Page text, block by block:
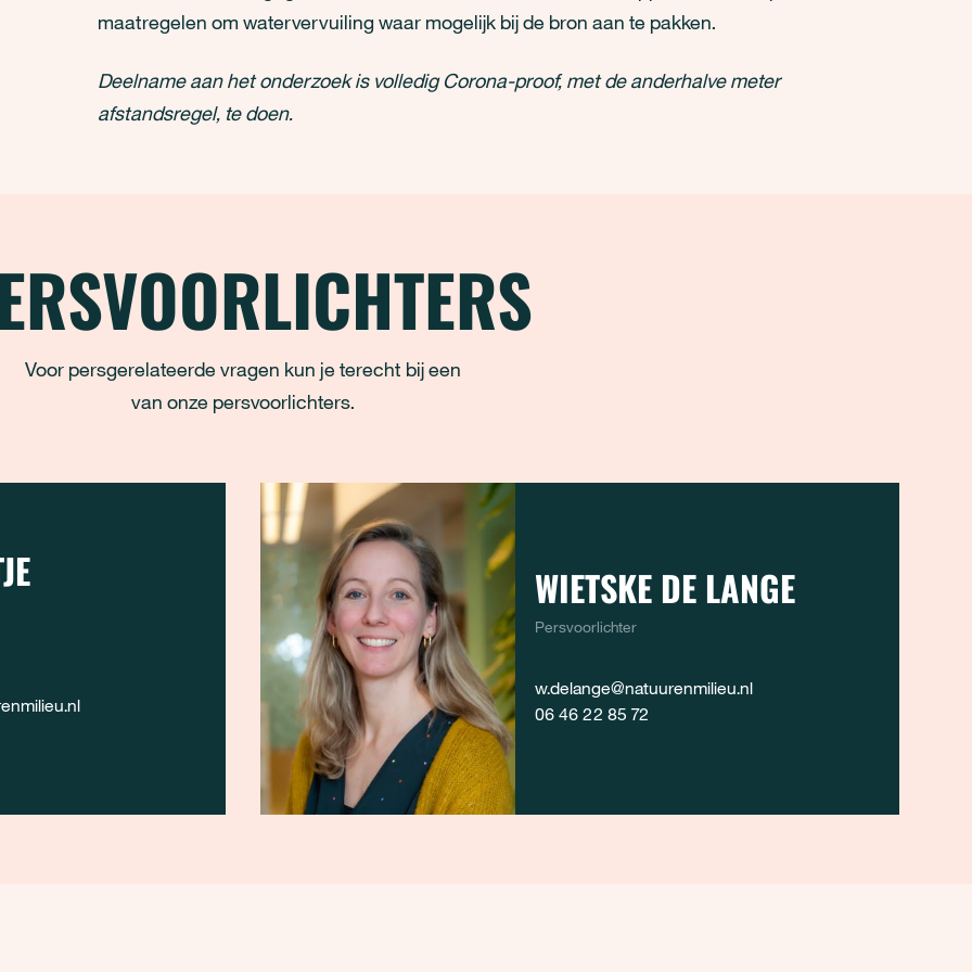
maatregelen om watervervuiling waar mogelijk bij de bron aan te pakken.
Deelname aan het onderzoek is volledig Corona-proof, met de anderhalve meter
afstandsregel, te doen.
Voor persgerelateerde vragen kun je terecht bij een
van onze persvoorlichters.
WIETSKE DE LANGE
Persvoorlichter
w.delange@natuurenmilieu.nl
06 46 22 85 72